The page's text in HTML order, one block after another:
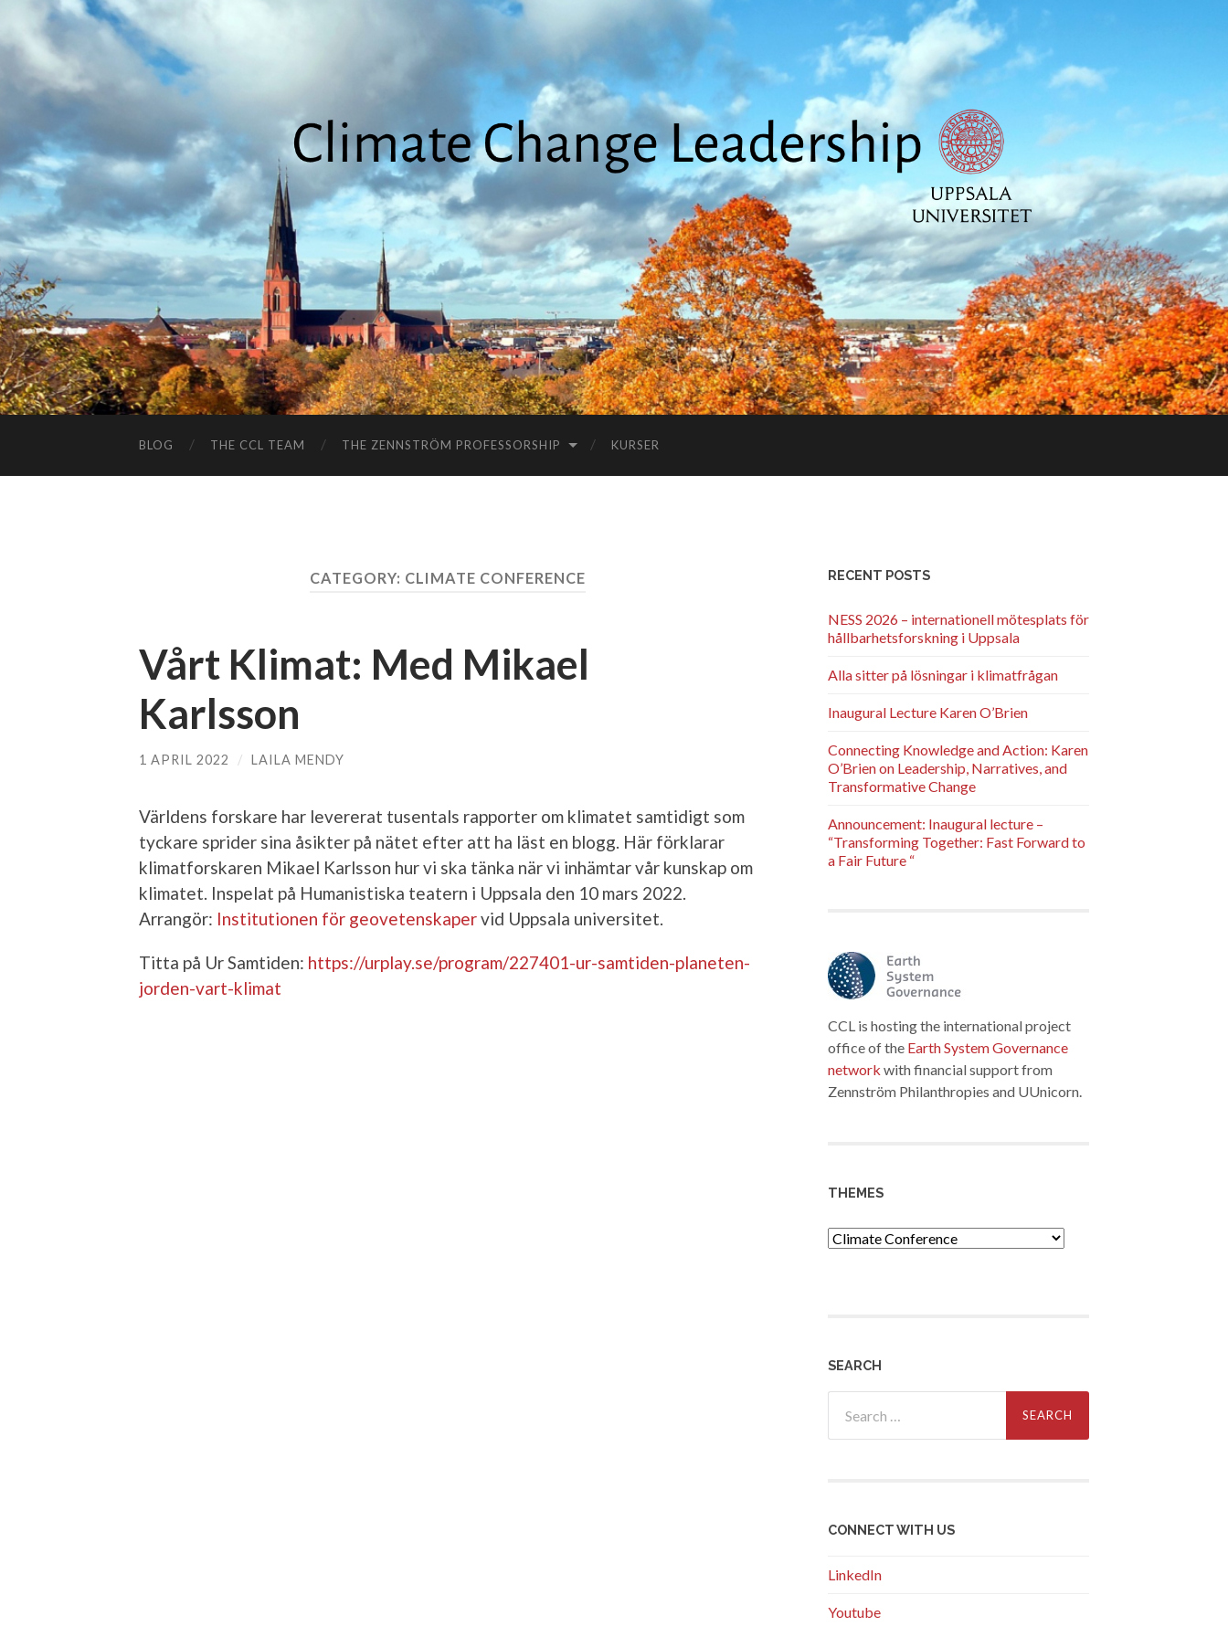
Climate
Change
Leadership
BLOG THE CCL TEAM THE ZENNSTRÖM PROFESSORSHIP KURSER
CATEGORY: CLIMATE CONFERENCE
Vårt Klimat: Med Mikael
Karlsson
1 APRIL 2022 / LAILA MENDY
Världens forskare har levererat tusentals rapporter om klimatet samtidigt som
tyckare sprider sina åsikter på nätet efter att ha läst en blogg. Här förklarar
klimatforskaren Mikael Karlsson hur vi ska tänka när vi inhämtar vår kunskap om
klimatet. Inspelat på Humanistiska teatern i Uppsala den 10 mars 2022.
Arrangör: Institutionen för geovetenskapervid Uppsala universitet.
Titta på Ur Samtiden: https://urplay.se/program/227401-ur-samtiden-planeten-
jorden-vart-klimat
RECENT POSTS
NESS 2026 – internationell mötesplats för
hållbarhetsforskning i Uppsala
Alla sitter på lösningar i klimatfrågan
Inaugural Lecture Karen O’Brien
Connecting Knowledge and Action: Karen
O’Brien on Leadership, Narratives, and
Transformative Change
Announcement: Inaugural lecture –
“Transforming Together: Fast Forward to
a Fair Future “
CCL is hosting the international project
office of the Earth System Governance
network with financial support from
Zennström Philanthropies and UUnicorn.
THEMES
Themes
SEARCH
for:
CONNECT WITH US
LinkedIn
Youtube